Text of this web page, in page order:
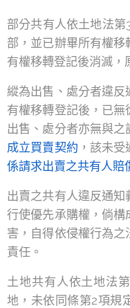
部分共有人依土地法第
部，並已辦畢所有權
有權移轉登記後消滅，
縱為出售、處分者違
有權移轉登記後，已
出售、處分者亦無與
成立買賣契約 ，該未
係請求出賣之共有人賠
出賣之共有人違反通
行使優先承購權，倘
害，自得依侵權行為
責任。
土地共有人依土地法
地，未依同條第2項規